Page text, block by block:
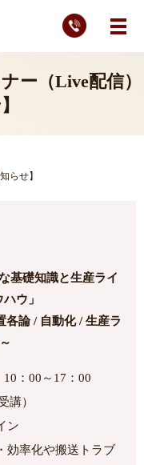
メ
ー（Live配信）
らせ】
基礎知識と生産ライ
ウ」
各論 / 自動化 / 生産ラ
：00～17：00
講）
ン
効率化や搬送トラブ